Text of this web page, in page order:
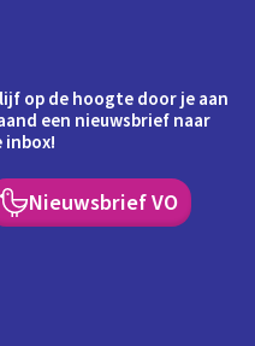
op de hoogte door je aan
een nieuwsbrief naar
inbox!
Nieuwsbrief VO